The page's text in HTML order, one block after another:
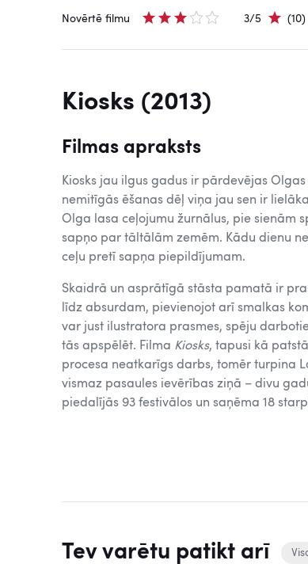
Novērtē filmu 3/5 (10)
Kiosks (2013)
Filmas apraksts
Kiosks jau ilgus gadus ir pārdevējas
nemitīgās ēšanas dēļ viņa jau sen ir
Olga lasa ceļojumu žurnālus, pie sienām
sapņo par tāltālām zemēm. Kādu dienu
ceļu pretī sapņa piepildījumam.
Skaidrā un asprātīgā stāsta pamatā ir
līdz absurdam, pievienojot arī smalkas
var just ilustratora prasmes, spēju
tās apspēlēt. Filma Kiosks, tapusi kā
procesa neatkarīgs darbs, tomēr turpina
vismaz pasaules ievērības ziņā – divu
piedalījās 93 festivālos un saņēma 18
Tev varētu patikt arī